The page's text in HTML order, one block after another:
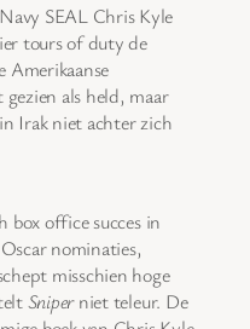
Navy SEAL Chris Kyle
tours of duty de
Amerikaanse
als held, maar
Irak niet achter zich
box office succes in
nominaties,
misschien hoge
Sniperniet teleur. De